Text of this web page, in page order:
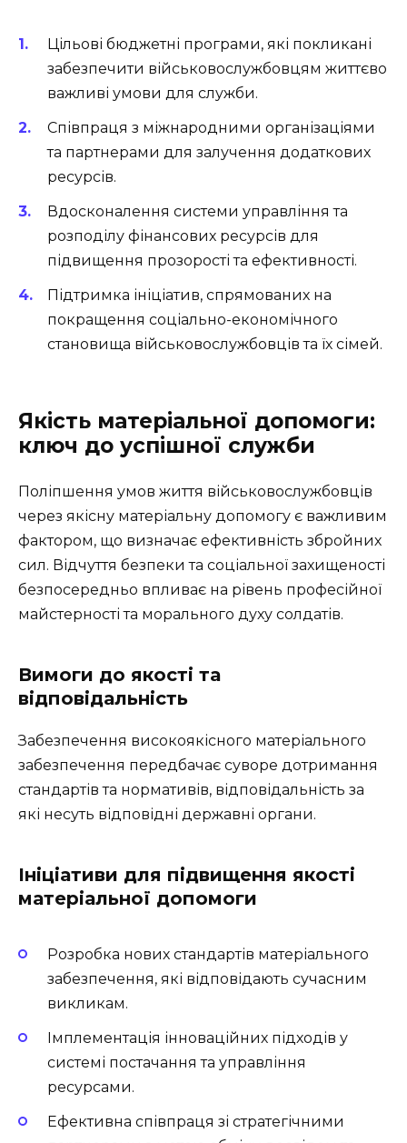
Цільові бюджетні програми, які покликані
забезпечити військовослужбовцям життєво
важливі умови для служби.
Співпраця з міжнародними організаціями
та партнерами для залучення додаткових
ресурсів.
Вдосконалення системи управління та
розподілу фінансових ресурсів для
підвищення прозорості та ефективності.
Підтримка ініціатив, спрямованих на
покращення соціально-економічного
становища військовослужбовців та їх сімей.
Якість матеріальної допомоги:
ключ до успішної служби
Поліпшення умов життя військовослужбовців
через якісну матеріальну допомогу є важливим
фактором, що визначає ефективність збройних
сил. Відчуття безпеки та соціальної захищеності
безпосередньо впливає на рівень професійної
майстерності та морального духу солдатів.
Вимоги до якості та
відповідальність
Забезпечення високоякісного матеріального
забезпечення передбачає суворе дотримання
стандартів та нормативів, відповідальність за
які несуть відповідні державні органи.
Ініціативи для підвищення якості
матеріальної допомоги
Розробка нових стандартів матеріального
забезпечення, які відповідають сучасним
викликам.
Імплементація інноваційних підходів у
системі постачання та управління
ресурсами.
Ефективна співпраця зі стратегічними